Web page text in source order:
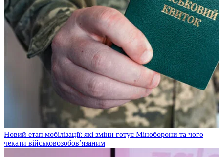
Новий етап мобілізації: які зміни готує Міноборони та чого
чекати військовозобов’язаним